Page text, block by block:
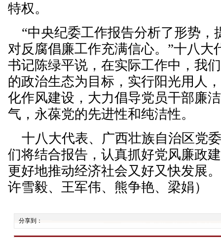
特权。
“中央纪委工作报告分析了形势，
对反腐倡廉工作充满信心。”十八大
书记陈绿平说，在实际工作中，我
的政治生态为目标，实行阳光用人
化作风建设，大力倡导党员干部廉
气，永葆党的先进性和纯洁性。
十八大代表、广西壮族自治区党
们将结合报告，认真抓好党风廉政
更好地推动经济社会又好又快发展
许雪毅、王军伟、熊争艳、梁娟）
分享到：